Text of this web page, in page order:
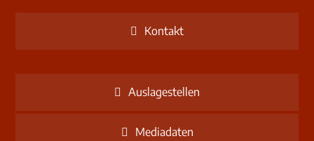
Kontakt
Auslagestellen
Mediadaten